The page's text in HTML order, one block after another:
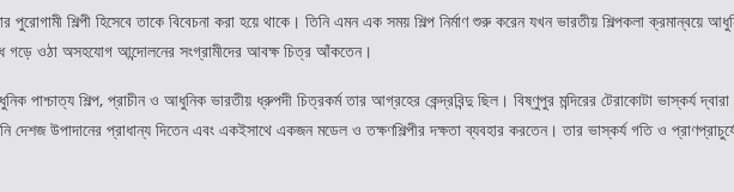
পুরোগামী শিল্পী হিসেবে তাকে বিবেচনা করা হয়ে থাকে। তিনি এমন এক সময় শিল্প নির্মাণ শুরু করেন যখন ভারতীয় শিল্পকলা ক্রমান্বয়ে
গড়ে ওঠা অসহযোগ আন্দোলনের সংগ্রামীদের আবক্ষ চিত্র আঁকতেন।
শিল্প, প্রাচীন ও আধুনিক ভারতীয় ধ্রুপদী চিত্রকর্ম তার আগ্রহের কেন্দ্রবিন্দু ছিল। বিষ্ণুপুর মন্দিরের টেরাকোটা ভাস্কর্য দ্বারা
দেশজ উপাদানের প্রাধান্য দিতেন এবং একইসাথে একজন মডেল ও তক্ষণশিল্পীর দক্ষতা ব্যবহার করতেন। তার ভাস্কর্য গতি ও